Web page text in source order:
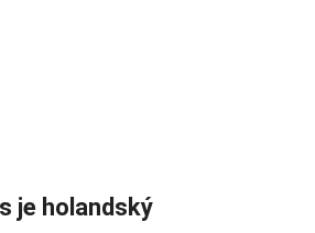
je holandský